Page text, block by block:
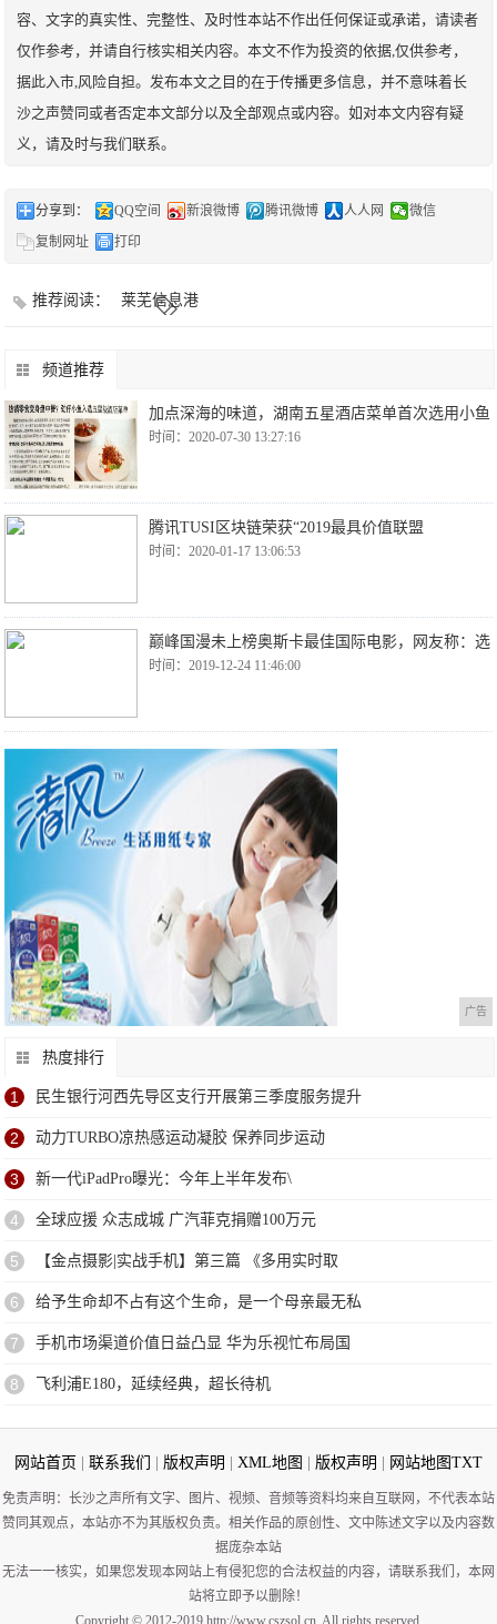
容、文字的真实性、完整性、及时性本站不作出任何保证或承诺，请读者
仅作参考，并请自行核实相关内容。本文不作为投资的依据,仅供参考，
据此入市,风险自担。发布本文之目的在于传播更多信息，并不意味着长
沙之声赞同或者否定本文部分以及全部观点或内容。如对本文内容有疑
义，请及时与我们联系。
分享到： QQ空间 新浪微博 腾讯微博 人人网
微信
复制网址
打印
推荐阅读： 莱芜信息港
频道推荐
加点深海的味道，湖南五星酒店菜单首次选用小鱼
时间：2020-07-30 13:27:16
腾讯TUSI区块链荣获“2019最具价值联盟
时间：2020-01-17 13:06:53
巅峰国漫未上榜奥斯卡最佳国际电影，网友称：选
时间：2019-12-24 11:46:00
广告
热度排行
1 民生银行河西先导区支行开展第三季度服务提升
2 动力TURBO凉热感运动凝胶 保养同步运动
3 新一代iPadPro曝光：今年上半年发布\
4 全球应援 众志成城 广汽菲克捐赠100万元
5 【金点摄影|实战手机】第三篇 《多用实时取
6 给予生命却不占有这个生命，是一个母亲最无私
7 手机市场渠道价值日益凸显 华为乐视忙布局国
8 飞利浦E180，延续经典，超长待机
网站首页 联系我们 版权声明 XML地图 版权声明 网站地图TXT
免责声明：长沙之声所有文字、图片、视频、音频等资料均来自互联网，不代表本站
赞同其观点，本站亦不为其版权负责。相关作品的原创性、文中陈述文字以及内容数
据庞杂本站
无法一一核实，如果您发现本网站上有侵犯您的合法权益的内容，请联系我们，本网
站将立即予以删除！
Copyright © 2012-2019 http://www.cszsol.cn, All rights reserved.